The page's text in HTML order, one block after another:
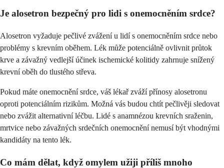
Je alosetron bezpečný pro lidi s onemocněním srdce?
Alosetron vyžaduje pečlivé zvážení u lidí s onemocněním srdce nebo
problémy s krevním oběhem. Lék může potenciálně ovlivnit průtok
krve a závažný vedlejší účinek ischemické kolitidy zahrnuje snížený
krevní oběh do tlustého střeva.
Pokud máte onemocnění srdce, váš lékař zváží přínosy alosetronu
oproti potenciálním rizikům. Možná vás budou chtít pečlivěji sledovat
nebo zvážit alternativní léčbu. Lidé s anamnézou krevních sraženin,
mrtvice nebo závažných srdečních onemocnění nemusí být vhodnými
kandidáty na tento lék.
Co mám dělat, když omylem užiji příliš mnoho